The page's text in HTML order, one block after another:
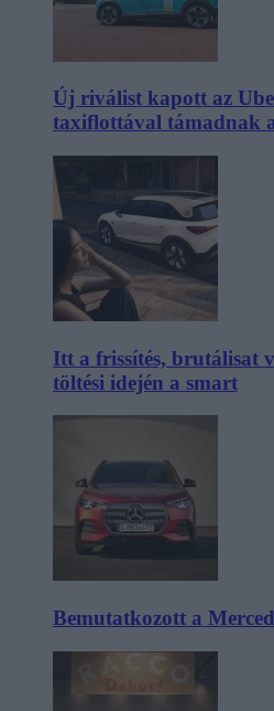
Új riválist kapott az
taxiflottával támadnak
Itt a frissítés, brutálisat
töltési idején a smart
Bemutatkozott a